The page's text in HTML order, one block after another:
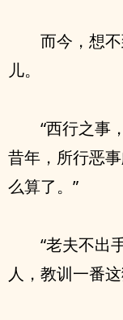
而今，想
儿。
“西行之事
昔年，所行恶
么算了。”
“老夫不出
人，教训一番